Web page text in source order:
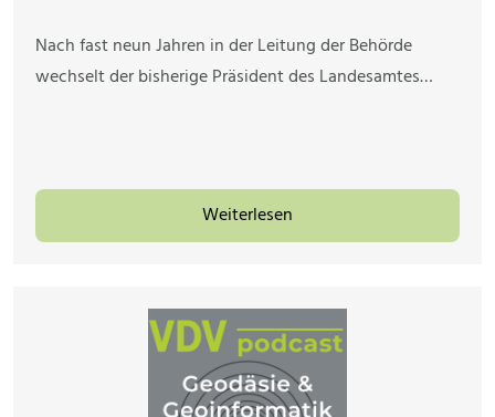
Nach fast neun Jahren in der Leitung der Behörde
wechselt der bisherige Präsident des Landesamtes…
Weiterlesen